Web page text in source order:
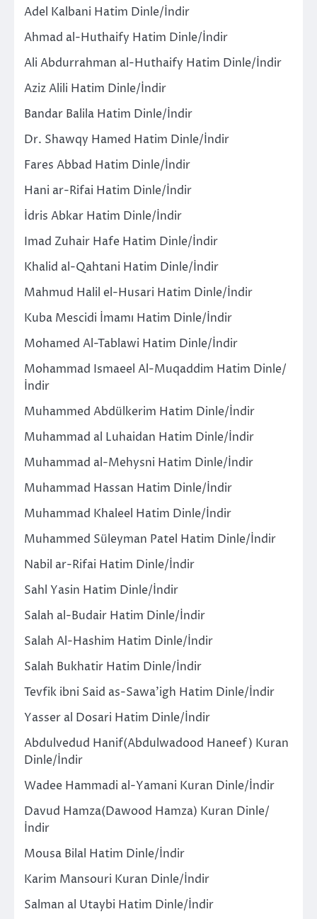
Adel Kalbani Hatim Dinle/İndir
Ahmad al-Huthaify Hatim Dinle/İndir
Ali Abdurrahman al-Huthaify Hatim Dinle/İndir
Aziz Alili Hatim Dinle/İndir
Bandar Balila Hatim Dinle/İndir
Dr. Shawqy Hamed Hatim Dinle/İndir
Fares Abbad Hatim Dinle/İndir
Hani ar-Rifai Hatim Dinle/İndir
İdris Abkar Hatim Dinle/İndir
Imad Zuhair Hafe Hatim Dinle/İndir
Khalid al-Qahtani Hatim Dinle/İndir
Mahmud Halil el-Husari Hatim Dinle/İndir
Kuba Mescidi İmamı Hatim Dinle/İndir
Mohamed Al-Tablawi Hatim Dinle/İndir
Mohammad Ismaeel Al-Muqaddim Hatim Dinle/
İndir
Muhammed Abdülkerim Hatim Dinle/İndir
Muhammad al Luhaidan Hatim Dinle/İndir
Muhammad al-Mehysni Hatim Dinle/İndir
Muhammad Hassan Hatim Dinle/İndir
Muhammad Khaleel Hatim Dinle/İndir
Muhammed Süleyman Patel Hatim Dinle/İndir
Nabil ar-Rifai Hatim Dinle/İndir
Sahl Yasin Hatim Dinle/İndir
Salah al-Budair Hatim Dinle/İndir
Salah Al-Hashim Hatim Dinle/İndir
Salah Bukhatir Hatim Dinle/İndir
Tevfik ibni Said as-Sawa’igh Hatim Dinle/İndir
Yasser al Dosari Hatim Dinle/İndir
Abdulvedud Hanif(Abdulwadood Haneef) Kuran
Dinle/İndir
Wadee Hammadi al-Yamani Kuran Dinle/İndir
Davud Hamza(Dawood Hamza) Kuran Dinle/
İndir
Mousa Bilal Hatim Dinle/İndir
Karim Mansouri Kuran Dinle/İndir
Salman al Utaybi Hatim Dinle/İndir